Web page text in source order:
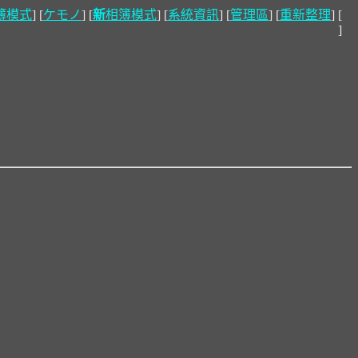
模式] [ケモノ] [新相簿模式] [系統資訊] [管理區] [重新整理] [
]